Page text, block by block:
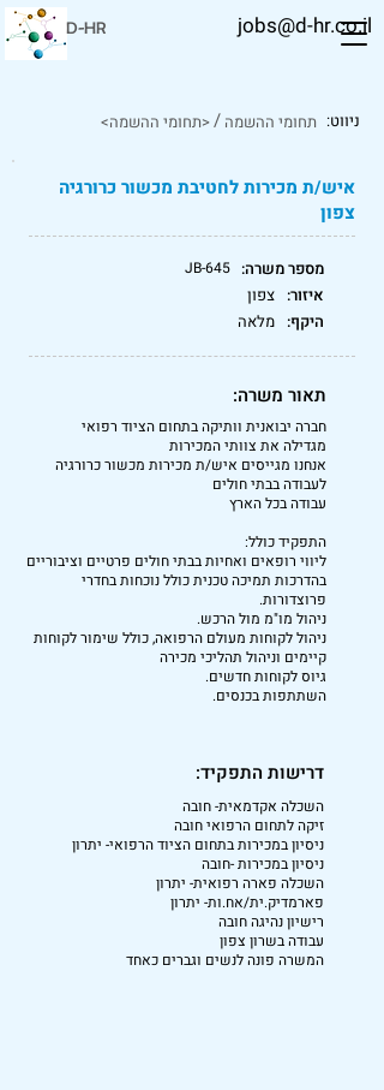
D-HR jobs@d-hr.co.il
ניווט: /<תחומי ההשמה> תחומי ההשמה
איש/ת מכירות לחטיבת מכשור כרורגיה
צפון
JB-645 מספר משרה:
איזור: צפון
היקף: מלאה
תאור משרה:
חברה יבואנית וותיקה בתחום הציוד רפואי
מגדילה את צוותי המכירות
אנחנו מגייסים איש/ת מכירות מכשור כרורגיה
לעבודה בבתי חולים
עבודה בכל הארץ
התפקיד כולל:
ליווי רופאים ואחיות בבתי חולים פרטיים וציבוריים
בהדרכות תמיכה טכנית כולל נוכחות בחדרי
פרוצדורות.
ניהול מו"מ מול הרכש.
ניהול לקוחות מעולם הרפואה, כולל שימור לקוחות
קיימים וניהול תהליכי מכירה
גיוס לקוחות חדשים.
השתתפות בכנסים.
דרישות התפקיד:
השכלה אקדמאית- חובה
זיקה לתחום הרפואי חובה
ניסיון במכירות בתחום הציוד הרפואי- יתרון
ניסיון במכירות -חובה
השכלה פארה רפואית- יתרון
פארמדיק.ית/אח.ות- יתרון
רישיון נהיגה חובה
עבודה בשרון צפון
המשרה פונה לנשים וגברים כאחד